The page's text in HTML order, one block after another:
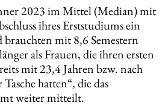
2023 im Mittel (Median) mit
ihres Erststudiums ein
brauchten mit 8,6 Semestern
als Frauen, die ihren ersten
mit 23,4 Jahren bzw. nach
hatten“, die das
weiter mitteilt.